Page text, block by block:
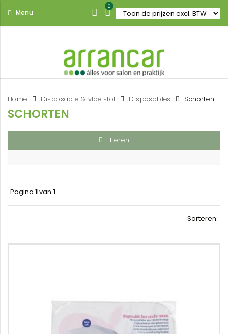
Menu
0
Home Disposable & vloeistof Disposables Schorten
SCHORTEN
Filteren
Pagina 1van 1
Sorteren: